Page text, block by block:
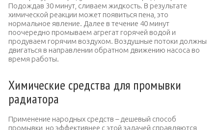
Подождав 30 минут, сливаем жидкость. В результате
химической реакции может появиться пена, это
нормальное явление. Далее в течение 40 минут
поочередно промываем агрегат горячей водой и
продуваем горячим воздухом. Воздушные потоки должны
двигаться в направлении обратном движению насоса во
время работы.
Химические средства для промывки
радиатора
Применение народных средств – дешевый способ
промывки, но эффективнее с этой задачей справляются